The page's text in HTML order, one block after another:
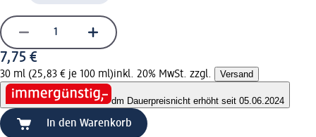
7,75 €
30 ml (25,83 € je 100 ml)inkl. 20% MwSt. zzgl. Versand
dm Dauerpreisnicht erhöht seit 05.06.2024
In den Warenkorb